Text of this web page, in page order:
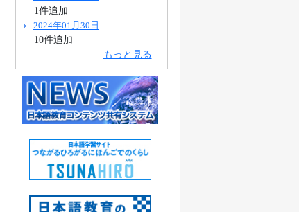
1件追加
2024年01月30日
10件追加
もっと見る